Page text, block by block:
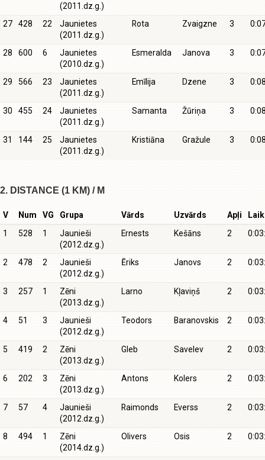
(2011.dz.g.)
27 428 22
Jaunietes
(2011.dz.g.)
Rota Zvaigzne 3
28 600 6
Jaunietes
(2010.dz.g.)
Esmeralda Janova 3
29 566 23
Jaunietes
(2011.dz.g.)
Emīlija Dzene 3
30 455 24
Jaunietes
(2011.dz.g.)
Samanta Žūriņa 3
31 144 25
Jaunietes
(2011.dz.g.)
Kristiāna Gražule 3
2. DISTANCE (1 KM) / M
V Num VG Grupa Vārds Uzvārds Apļi
1
528 1
Jaunieši
(2012.dz.g.)
Ernests Kešāns 2
2 478 2
Jaunieši
(2012.dz.g.)
Ēriks Janovs 2
3 257 1
Zēni
(2013.dz.g.)
Larno Kļaviņš 2
4 51 3
Jaunieši
(2012.dz.g.)
Teodors Baranovskis 2
5 419 2
Zēni
(2013.dz.g.)
Gleb Savelev 2
6 202 3
Zēni
(2013.dz.g.)
Antons Kolers 2
7 57 4
Jaunieši
(2012.dz.g.)
Raimonds Everss 2
8 494 1
Zēni
(2014.dz.g.)
Olivers Osis 2